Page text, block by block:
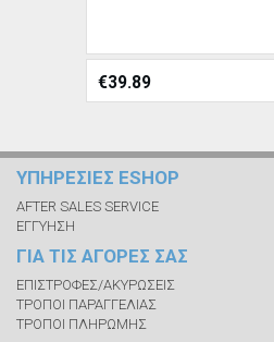
€39.89
ΥΠΗΡΕΣΙΕΣ ESHOP
AFTER SALES SERVICE
ΕΓΓΥΗΣΗ
ΓΙΑ ΤΙΣ ΑΓΟΡΕΣ ΣΑΣ
ΕΠΙΣΤΡΟΦΕΣ/ΑΚΥΡΩΣΕΙΣ
ΤΡΟΠΟΙ ΠΑΡΑΓΓΕΛΙΑΣ
ΤΡΟΠΟΙ ΠΛΗΡΩΜΗΣ